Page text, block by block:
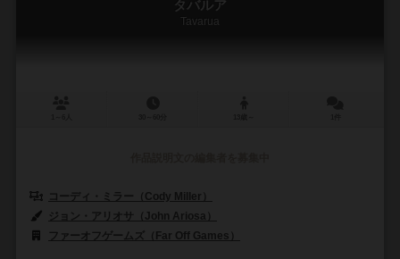
タバルア
Tavarua
コーディ・ミラー（Cody Miller）
ジョン・アリオサ（John Ariosa）
ファーオフゲームズ（Far Off Games）